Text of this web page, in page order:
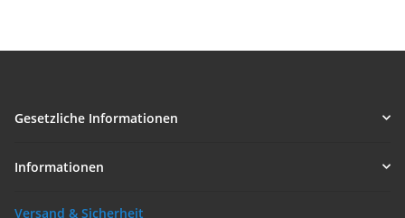
Gesetzliche Informationen
Informationen
Versand & Sicherheit